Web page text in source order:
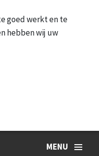
goed werkt en te
hebben wij uw
MENU